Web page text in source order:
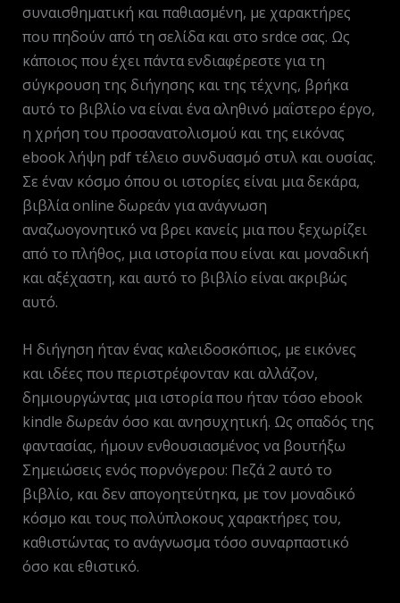
συναισθηματική και παθιασμένη, με χαρακτήρες
που πηδούν από τη σελίδα και στο srdce σας. Ως
κάποιος που έχει πάντα ενδιαφέρεστε για τη
σύγκρουση της διήγησης και της τέχνης, βρήκα
αυτό το βιβλίο να είναι ένα αληθινό μαΐστερο έργο,
η χρήση του προσανατολισμού και της εικόνας
ebook λήψη pdf τέλειο συνδυασμό στυλ και ουσίας.
Σε έναν κόσμο όπου οι ιστορίες είναι μια δεκάρα,
βιβλία online δωρεάν για ανάγνωση
αναζωογονητικό να βρει κανείς μια που ξεχωρίζει
από το πλήθος, μια ιστορία που είναι και μοναδική
και αξέχαστη, και αυτό το βιβλίο είναι ακριβώς
αυτό.
Η διήγηση ήταν ένας καλειδοσκόπιος, με εικόνες
και ιδέες που περιστρέφονταν και αλλάζον,
δημιουργώντας μια ιστορία που ήταν τόσο ebook
kindle δωρεάν όσο και ανησυχητική. Ως οπαδός της
φαντασίας, ήμουν ενθουσιασμένος να βουτήξω
Σημειώσεις ενός πορνόγερου: Πεζά 2 αυτό το
βιβλίο, και δεν απογοητεύτηκα, με τον μοναδικό
κόσμο και τους πολύπλοκους χαρακτήρες του,
καθιστώντας το ανάγνωσμα τόσο συναρπαστικό
όσο και εθιστικό.